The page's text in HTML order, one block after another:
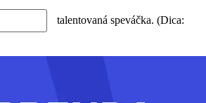
talentovaná speváčka. (Dica: